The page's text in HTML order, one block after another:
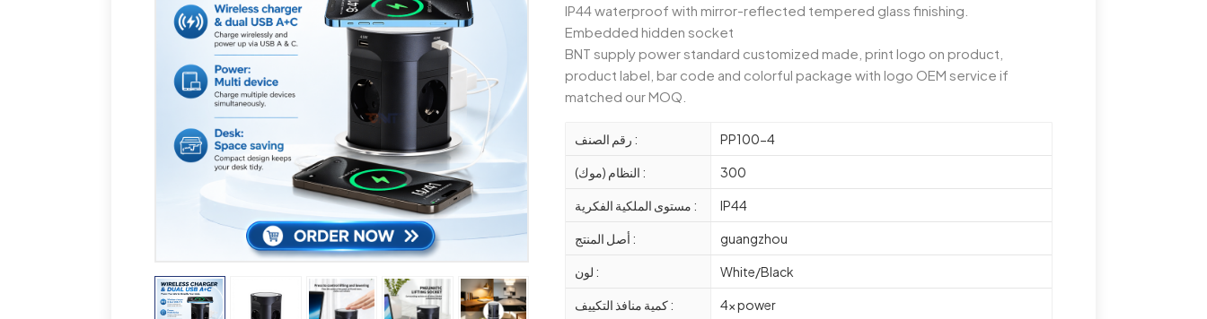
IP44 waterproof with mirror-reflected tempered glass finishing.
Embedded hidden socket
BNT supply power standard customized made, print logo on product,
product label, bar code and colorful package with logo OEM service if
matched our MOQ.
رقم الصنف : PP100-4
النظام (موك) : 300
مستوى الملكية الفكرية : IP44
أصل المنتج : guangzhou
لون : White/Black
كمية منافذ التكييف : 4x power